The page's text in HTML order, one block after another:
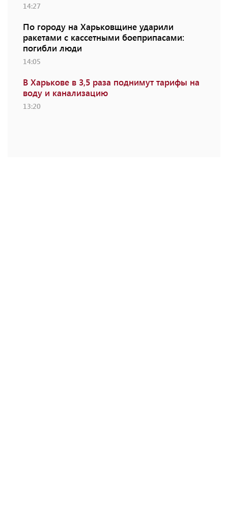
14:27
По городу на Харьковщине ударили
ракетами с кассетными боеприпасами:
погибли люди
14:05
В Харькове в 3,5 раза поднимут тарифы на
воду и канализацию
13:20